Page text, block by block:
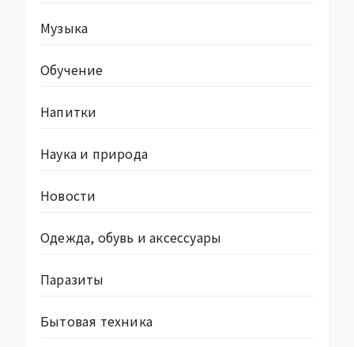
Музыка
Обучение
Напитки
Наука и природа
Новости
Одежда, обувь и аксессуары
Паразиты
Бытовая техника